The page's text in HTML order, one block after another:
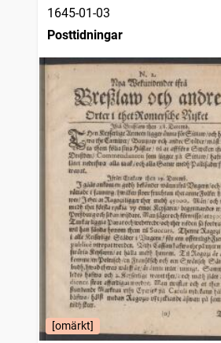
1645-01-03
Posttidningar
[omärkt]